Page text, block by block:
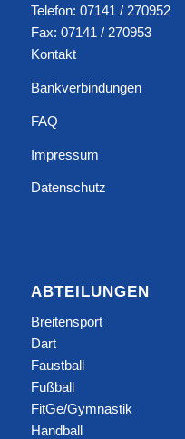
Telefon: 07141 / 270952
Fax: 07141 / 270953
Kontakt
Bankverbindungen
FAQ
Impressum
Datenschutz
ABTEILUNGEN
Breitensport
Dart
Faustball
Fußball
FitGe/Gymnastik
Handball